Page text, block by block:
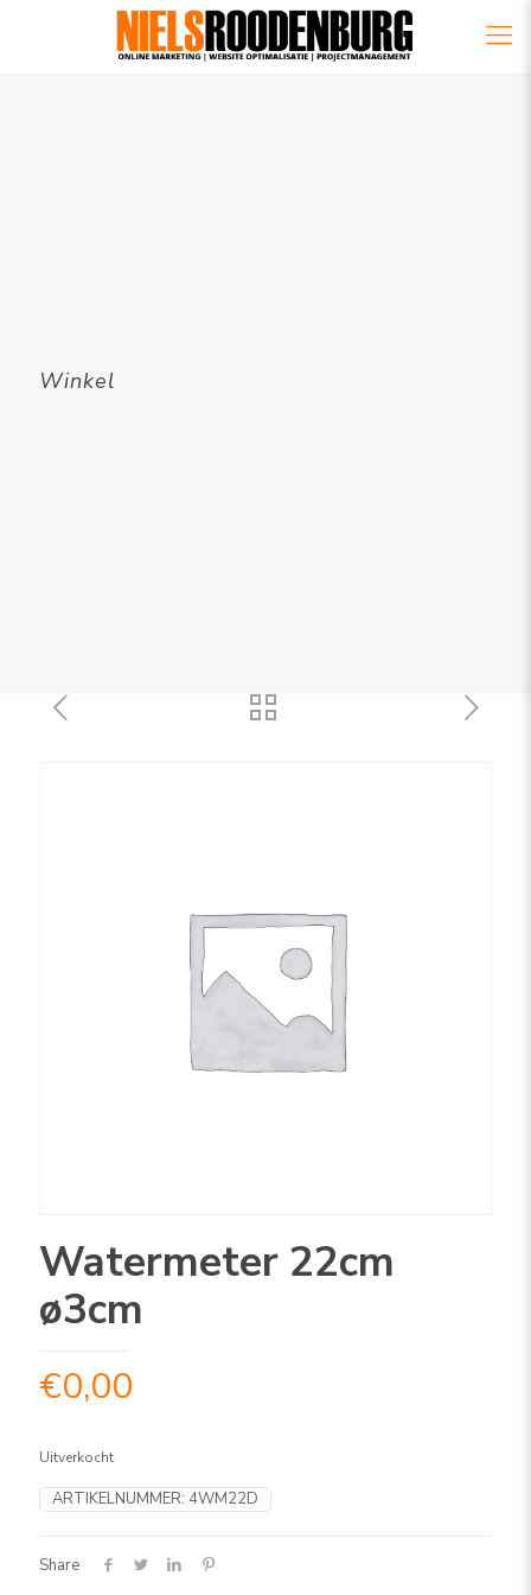
Winkel
Watermeter 22cm
ø3cm
€0,00
Uitverkocht
ARTIKELNUMMER: 4WM22D
Share